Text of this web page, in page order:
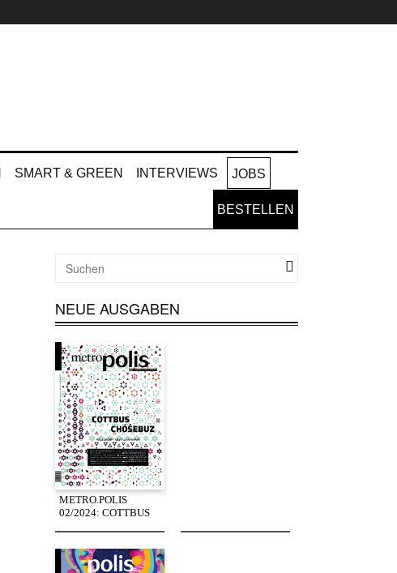
SMART & GREEN INTERVIEWS JOBS
BESTELLEN
NEUE AUSGABEN
METRO.POLIS
02/2024: COTTBUS